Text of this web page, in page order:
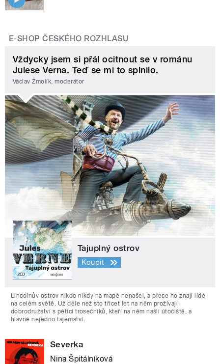
E-SHOP ČESKÉHO ROZHLASU
Vždycky jsem si přál ocitnout se v románu
Julese Verna. Teď se mi to splnilo.
Václav Žmolík, moderátor
Tajuplný ostrov
Koupit
Lincolnův ostrov nikdo nikdy na mapě nenašel, a přece ho znají lidé
na celém světě. Už déle než sto třicet let na něm prožívají
dobrodružství s pěticí trosečníků, kteří na něm našli útočiště, a
hlavně nejedno tajemství.
Severka
Nina Špitálníková